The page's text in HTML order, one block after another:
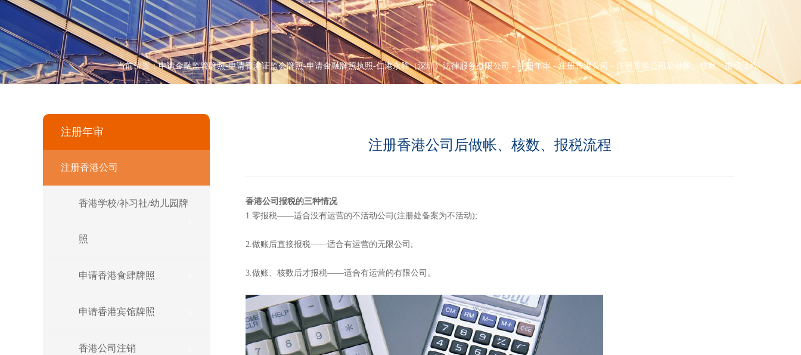
当前位置：申请金融监管牌照-申请香港证监会牌照-申请金融牌照执照-仁港永胜（深圳）法律服务有限公司 - 注册年审-注册香港公司 - 注册香港公司后做帐、核数、报税流程
注册年审
注册香港公司
香港学校/补习社/幼儿园牌
照
​申请香港食肆牌照
申请香港宾馆牌照
香港公司注销
注册香港公司后做帐、核数、报税流程
香港公司报税的三种情况
1.零报税——适合没有运营的不活动公司(注册处备案为不活动);
2.做账后直接报税——适合有运营的无限公司;
3.做账、核数后才报税——适合有运营的有限公司。